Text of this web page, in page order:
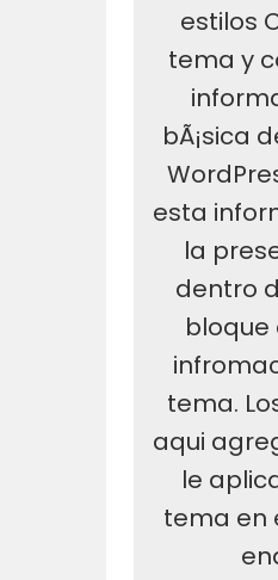
estilos
tema y
bÃ¡sica
esta
la
dentro
bloque
tema.
aqui
le
tema en